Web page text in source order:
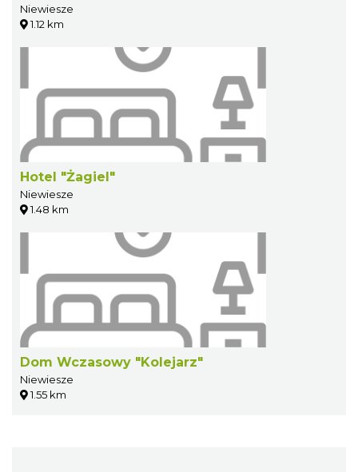
Niewiesze
1.12 km
Hotel "Żagiel"
Niewiesze
1.48 km
Dom Wczasowy "Kolejarz"
Niewiesze
1.55 km